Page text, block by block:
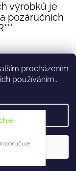
procházením
používáním..
výrobků je
pozáručních
práva vyhrazena.